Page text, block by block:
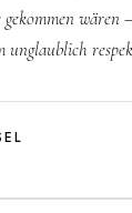
unglaublich